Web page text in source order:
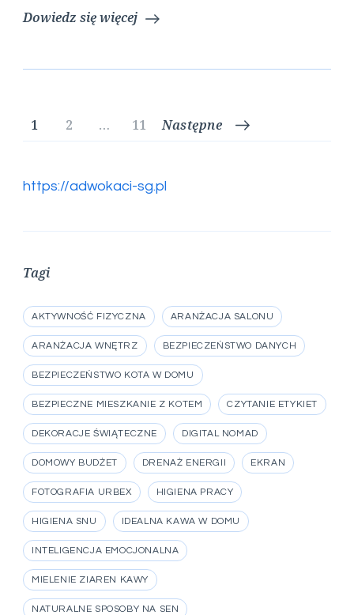
Dowiedz się więcej
Stronicowanie
Strona
1 Strona
2 … Strona
11 Następne
https://adwokaci-sg.pl
Tagi
AKTYWNOŚĆ FIZYCZNA ARANŻACJA SALONU
ARANŻACJA WNĘTRZ BEZPIECZEŃSTWO DANYCH
BEZPIECZEŃSTWO KOTA W DOMU
BEZPIECZNE MIESZKANIE Z KOTEM CZYTANIE ETYKIET
DEKORACJE ŚWIĄTECZNE DIGITAL NOMAD
DOMOWY BUDŻET DRENAŻ ENERGII EKRAN
FOTOGRAFIA URBEX HIGIENA PRACY
HIGIENA SNU IDEALNA KAWA W DOMU
INTELIGENCJA EMOCJONALNA
MIELENIE ZIAREN KAWY
NATURALNE SPOSOBY NA SEN